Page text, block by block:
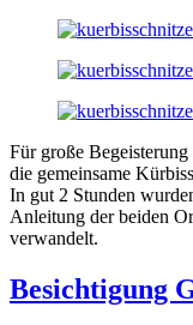
Für große
die gemeinsame
In gut 2 Stunden
Anleitung der beiden
verwandelt.
Besichtigung